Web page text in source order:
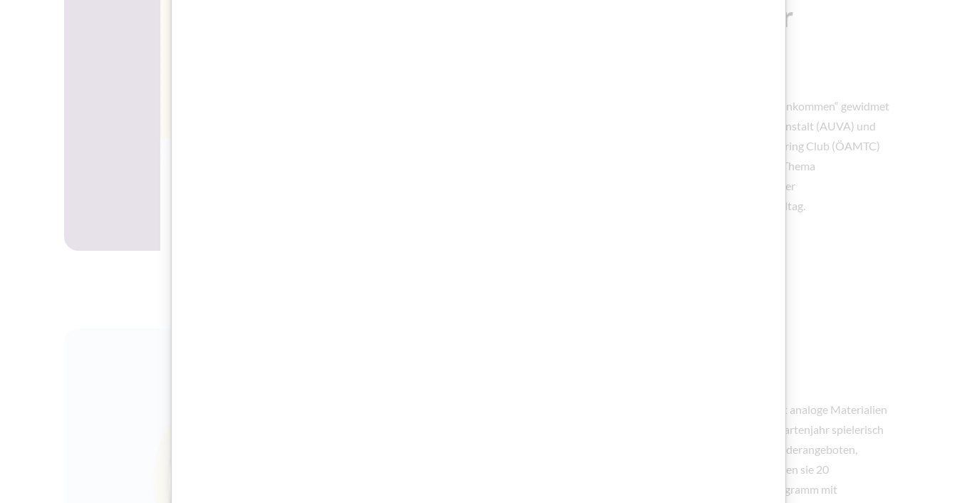
Aufpassen und Sicher
Die Ausgabe 5 ist dem Thema „Aufpassen und Sicher Ankommen“ gewidmet
und gemeinsam mit Allgemeinen Unfallversicherungsanstalt (AUVA) und
dem Österreichischen Automobil-, Motorrad- und Touring Club (ÖAMTC)
entstanden.​ In dieser Ausgabe dreht sich alles um das Thema
Verkehrssicherheit und Sprachförderung – sowohl in der
elementarpädagogischen Praxis als auch im Familienalltag.​
Das Sprachlernprogramm „Ilwa Immerfroh“ kombiniert analoge Materialien
mit digitalen Elementen, um Kinder im letzten Kindergartenjahr spielerisch
beim Deutschlernen zu unterstützen. Mit 68 Sprachförderangeboten,
Bildkarten, Portfolioblättern und Geschichten entdecken sie 20
Themenbereiche. Eine kostenlose App ergänzt das Programm mit